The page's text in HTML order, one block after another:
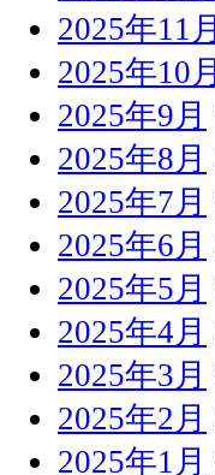
2025年11月
2025年10月
2025年9月
2025年8月
2025年7月
2025年6月
2025年5月
2025年4月
2025年3月
2025年2月
2025年1月